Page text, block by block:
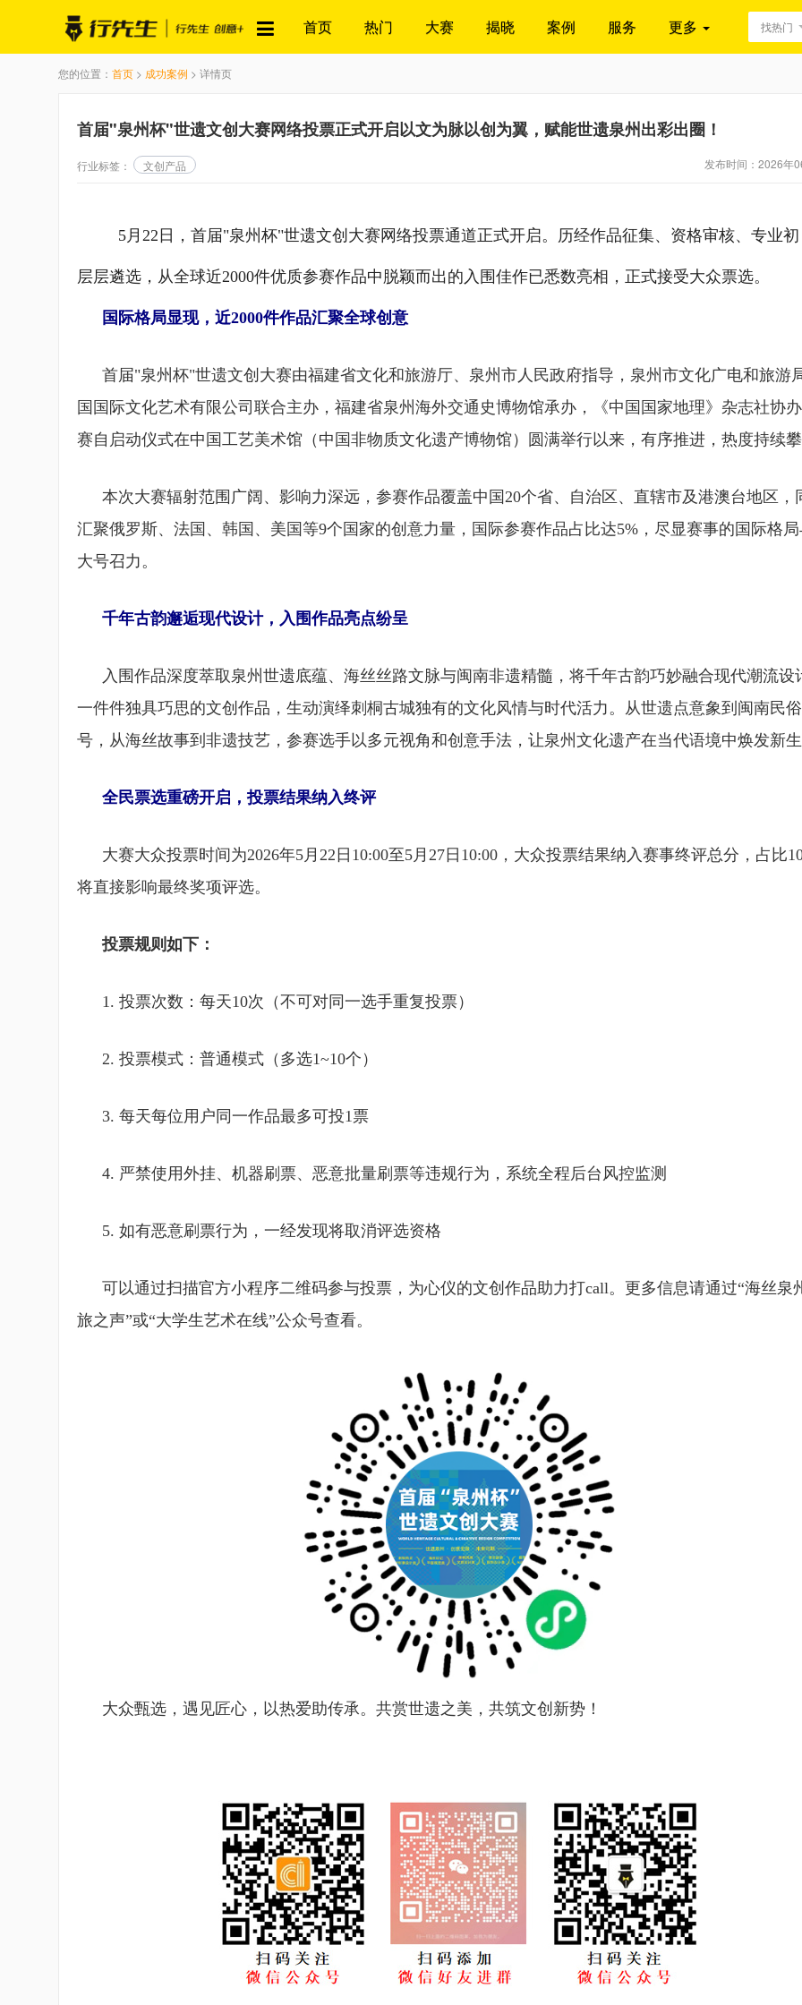
首页 热门 大赛 揭晓 案例 服务 更多 找热门
您的位置： 首页 > 成功案例 > 详情页
首届"泉州杯"世遗文创大赛网络投票正式开启以文为脉以创为翼，赋能世遗泉州出彩出圈！
行业标签： 文创产品 发布时间：2026年
5月22日，首届"泉州杯"世遗文创大赛网络投票通道正式开启。历经作品征集、资格审核、专业初
层层遴选，从全球近2000件优质参赛作品中脱颖而出的入围佳作已悉数亮相，正式接受大众票选。
国际格局显现，近2000件作品汇聚全球创意
首届"泉州杯"世遗文创大赛由福建省文化和旅游厅、泉州市人民政府指导，泉州市文化广电和旅游
国国际文化艺术有限公司联合主办，福建省泉州海外交通史博物馆承办，《中国国家地理》杂志社协
赛自启动仪式在中国工艺美术馆（中国非物质文化遗产博物馆）圆满举行以来，有序推进，热度持续
本次大赛辐射范围广阔、影响力深远，参赛作品覆盖中国20个省、自治区、直辖市及港澳台地区，
汇聚俄罗斯、法国、韩国、美国等9个国家的创意力量，国际参赛作品占比达5%，尽显赛事的国际格
大号召力。
千年古韵邂逅现代设计，入围作品亮点纷呈
入围作品深度萃取泉州世遗底蕴、海丝丝路文脉与闽南非遗精髓，将千年古韵巧妙融合现代潮流设
一件件独具巧思的文创作品，生动演绎刺桐古城独有的文化风情与时代活力。从世遗点意象到闽南民
号，从海丝故事到非遗技艺，参赛选手以多元视角和创意手法，让泉州文化遗产在当代语境中焕发新
全民票选重磅开启，投票结果纳入终评
大赛大众投票时间为2026年5月22日10:00至5月27日10:00，大众投票结果纳入赛事终评总分，占比
将直接影响最终奖项评选。
投票规则如下：
1. 投票次数：每天10次（不可对同一选手重复投票）
2. 投票模式：普通模式（多选1~10个）
3. 每天每位用户同一作品最多可投1票
4. 严禁使用外挂、机器刷票、恶意批量刷票等违规行为，系统全程后台风控监测
5. 如有恶意刷票行为，一经发现将取消评选资格
可以通过扫描官方小程序二维码参与投票，为心仪的文创作品助力打call。更多信息请通过“海丝泉
旅之声”或“大学生艺术在线”公众号查看。
大众甄选，遇见匠心，以热爱助传承。共赏世遗之美，共筑文创新势！